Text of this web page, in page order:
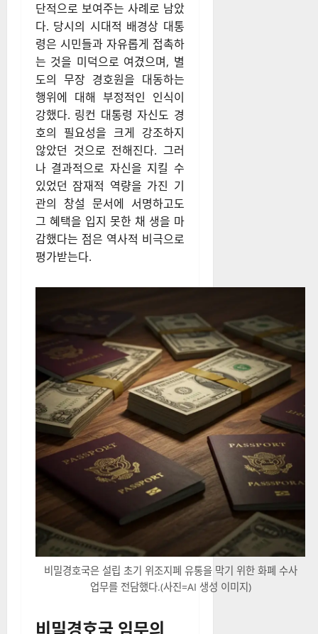
단적으로 보여주는 사례로 남았
다. 당시의 시대적 배경상 대통
령은 시민들과 자유롭게 접촉하
는 것을 미덕으로 여겼으며, 별
도의 무장 경호원을 대동하는
행위에 대해 부정적인 인식이
강했다. 링컨 대통령 자신도 경
호의 필요성을 크게 강조하지
않았던 것으로 전해진다. 그러
나 결과적으로 자신을 지킬 수
있었던 잠재적 역량을 가진 기
관의 창설 문서에 서명하고도
그 혜택을 입지 못한 채 생을 마
감했다는 점은 역사적 비극으로
평가받는다.
비밀경호국은 설립 초기 위조지폐 유통을 막기 위한 화폐 수사
업무를 전담했다.(사진=AI 생성 이미지)
비밀경호국 임무의